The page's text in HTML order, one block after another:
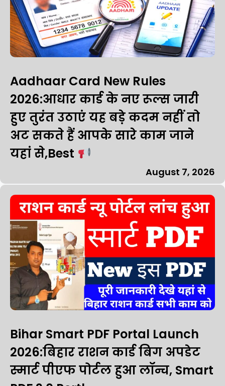
Aadhaar Card New Rules
2026:आधार कार्ड के नए रूल्स जारी
हुए तुरंत उठाएं यह बड़े कदम नहीं तो
अट सकते हैं आपके सारे काम जाने
यहां से,Best
August 7, 2026
Bihar Smart PDF Portal Launch
2026:बिहार राशन कार्ड बिग अपडेट
स्मार्ट पीएफ पोर्टल हुआ लॉन्च, Smart